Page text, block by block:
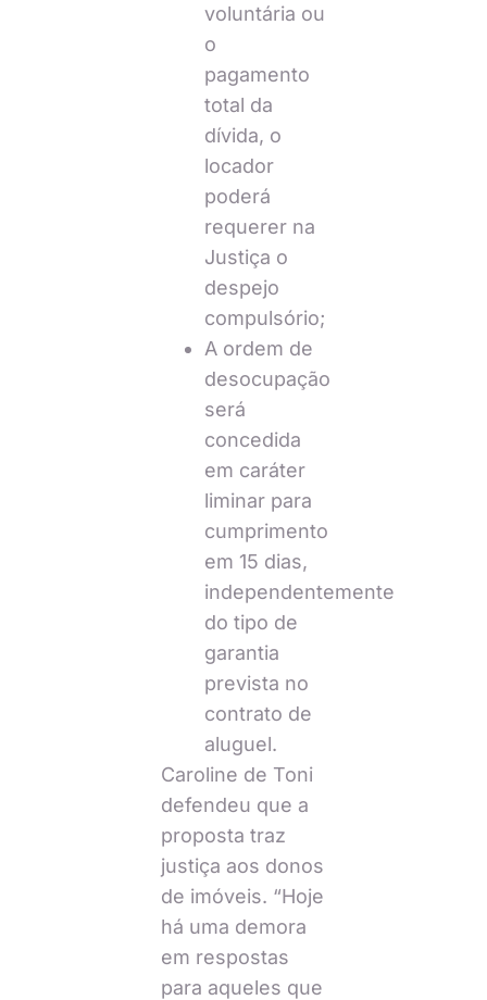
voluntária ou
o
pagamento
total da
dívida, o
locador
poderá
requerer na
Justiça o
despejo
compulsório;
A ordem de
desocupação
será
concedida
em caráter
liminar para
cumprimento
em 15 dias,
independentemente
do tipo de
garantia
prevista no
contrato de
aluguel.
Caroline de Toni
defendeu que a
proposta traz
justiça aos donos
de imóveis. “Hoje
há uma demora
em respostas
para aqueles que